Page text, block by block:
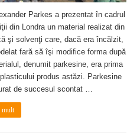
Parkes a prezentat în cadrul
din Londra un material realizat din
şi solvenţi care, dacă era încălzit,
fară să îşi modifice forma după
denumit parkesine, era prima
produs astăzi. Parkesine
de succesul scontat …
mult